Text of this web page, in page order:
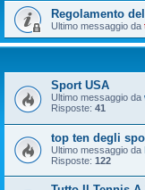
Regolamento
Ultimo messaggio da
Sport USA
Ultimo messaggio da
Risposte: 41
top ten degli
Ultimo messaggio da
Risposte: 122